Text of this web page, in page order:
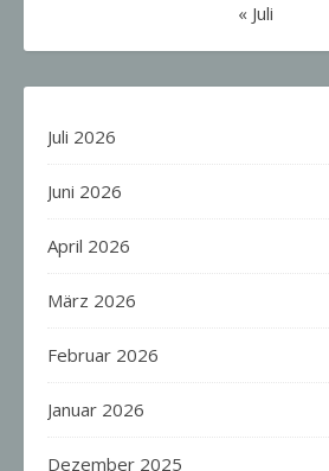
« Juli
Juli 2026
Juni 2026
April 2026
März 2026
Februar 2026
Januar 2026
Dezember 2025